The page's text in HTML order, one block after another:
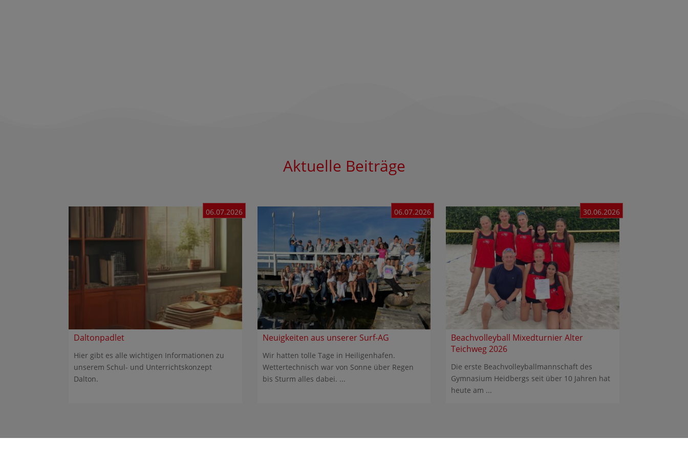
Aktuelle Beiträge
Daltonpadlet
06.07.2026
Hier gibt es alle wichtigen Informationen zu
unserem Schul- und Unterrichtskonzept
Dalton.
Neuigkeiten aus unserer Surf-AG
06.07.2026
Wir hatten tolle Tage in Heiligenhafen.
Wettertechnisch war von Sonne über Regen
bis Sturm alles dabei. ...
Beachvolleyball Mixedturnier Alter
Teichweg 2026
30.06.2026
Die erste Beachvolleyballmannschaft des
Gymnasium Heidbergs seit über 10 Jahren hat
heute am ...